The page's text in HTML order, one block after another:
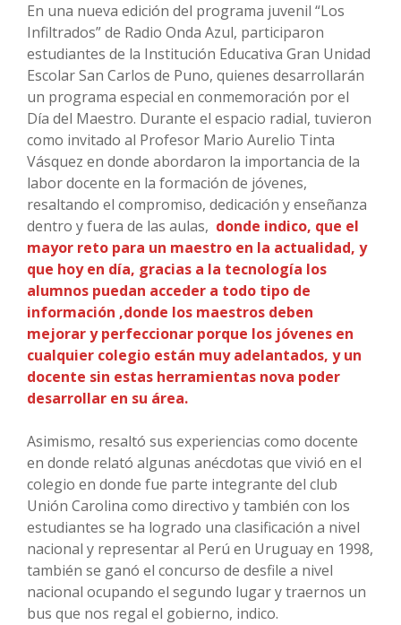
En una nueva edición del programa juvenil “Los
Infiltrados” de Radio Onda Azul, participaron
estudiantes de la Institución Educativa Gran Unidad
Escolar San Carlos de Puno, quienes desarrollarán
un programa especial en conmemoración por el
Día del Maestro. Durante el espacio radial, tuvieron
como invitado al Profesor Mario Aurelio Tinta
Vásquez en donde abordaron la importancia de la
labor docente en la formación de jóvenes,
resaltando el compromiso, dedicación y enseñanza
dentro y fuera de las aulas, donde indico, que el
mayor reto para un maestro en la actualidad, y
que hoy en día, gracias a la tecnología los
alumnos puedan acceder a todo tipo de
información ,donde los maestros deben
mejorar y perfeccionar porque los jóvenes en
cualquier colegio están muy adelantados, y un
docente sin estas herramientas nova poder
desarrollar en su área.
Asimismo, resaltó sus experiencias como docente
en donde relató algunas anécdotas que vivió en el
colegio en donde fue parte integrante del club
Unión Carolina como directivo y también con los
estudiantes se ha logrado una clasificación a nivel
nacional y representar al Perú en Uruguay en 1998,
también se ganó el concurso de desfile a nivel
nacional ocupando el segundo lugar y traernos un
bus que nos regal el gobierno, indico.